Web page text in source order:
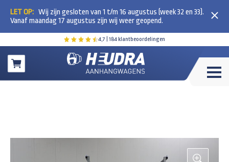
4,7 | 184 klantbeoordelingen
Winkelwagen
LET OP: Wij zijn gesloten van 1 t/m 16 augustus (week 32 en 33).
Vanaf maandag 17 augustus zijn wij weer geopend.